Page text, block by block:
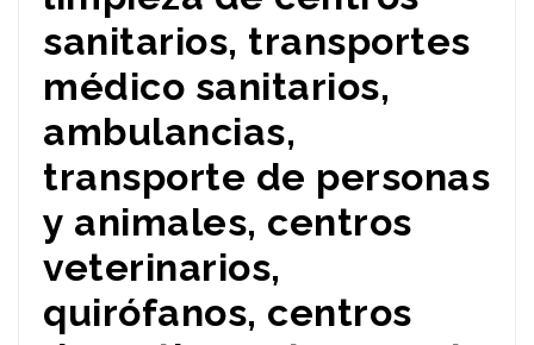
sanitarios, transportes
médico sanitarios,
ambulancias,
transporte de personas
y animales, centros
veterinarios,
quirófanos, centros